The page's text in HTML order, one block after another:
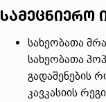
სამეცნიერო
სახეობათა
სახეობათა
გადაშენების
კავკასიის